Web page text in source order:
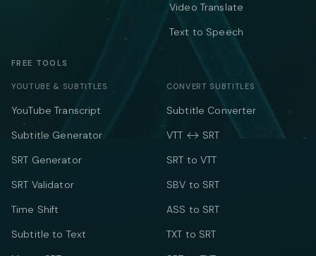
Video Translate
Text to Speech
FREE TOOLS
YOUTUBE & SUBTITLES
YouTube Transcript
Subtitle Generator
SRT Generator
SRT Validator
Time Shift
Subtitle to Text
CONVERT SUBTITLES
Subtitle Converter
VTT ↔ SRT
SRT to VTT
SBV to SRT
ASS to SRT
TXT to SRT